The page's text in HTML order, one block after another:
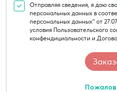
Отправляя сведения, я даю
персональных данных в
персональных данных” от
условия Пользовательского
конфендициальности и